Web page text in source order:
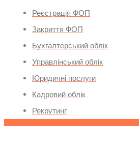
Реєстрація ФОП
Закриття ФОП
Бухгалтерський облік
Управлінський облік
Юридичні послуги
Кадровий облік
Рекрутинг